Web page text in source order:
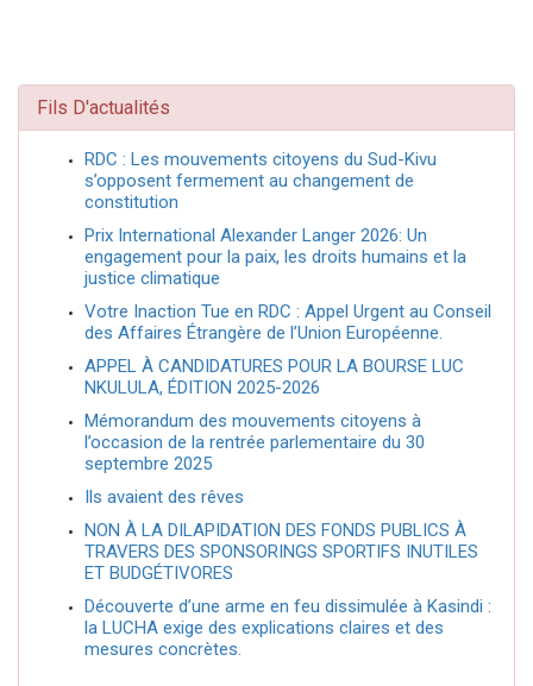
Fils D'actualités
RDC : Les mouvements citoyens du Sud-Kivu
s’opposent fermement au changement de
constitution
Prix International Alexander Langer 2026: Un
engagement pour la paix, les droits humains et la
justice climatique
Votre Inaction Tue en RDC : Appel Urgent au Conseil
des Affaires Étrangère de l’Union Européenne.
APPEL À CANDIDATURES POUR LA BOURSE LUC
NKULULA, ÉDITION 2025-2026
Mémorandum des mouvements citoyens à
l’occasion de la rentrée parlementaire du 30
septembre 2025
Ils avaient des rêves
NON À LA DILAPIDATION DES FONDS PUBLICS À
TRAVERS DES SPONSORINGS SPORTIFS INUTILES
ET BUDGÉTIVORES
Découverte d’une arme en feu dissimulée à Kasindi :
la LUCHA exige des explications claires et des
mesures concrètes.